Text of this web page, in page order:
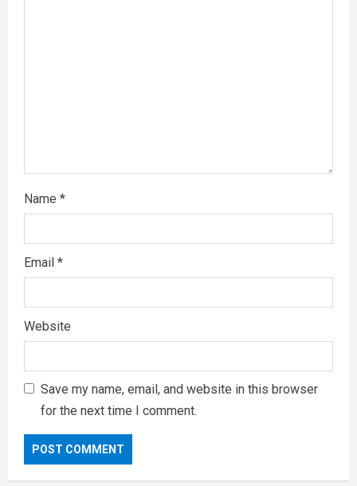
Name *
Email *
Website
Save my name, email, and website in this browser
for the next time I comment.